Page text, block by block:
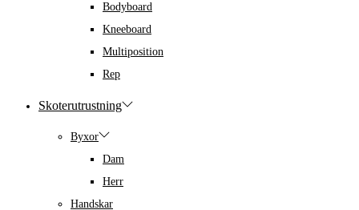
Bodyboard
Kneeboard
Multiposition
Rep
Skoterutrustning
Byxor
Dam
Herr
Handskar